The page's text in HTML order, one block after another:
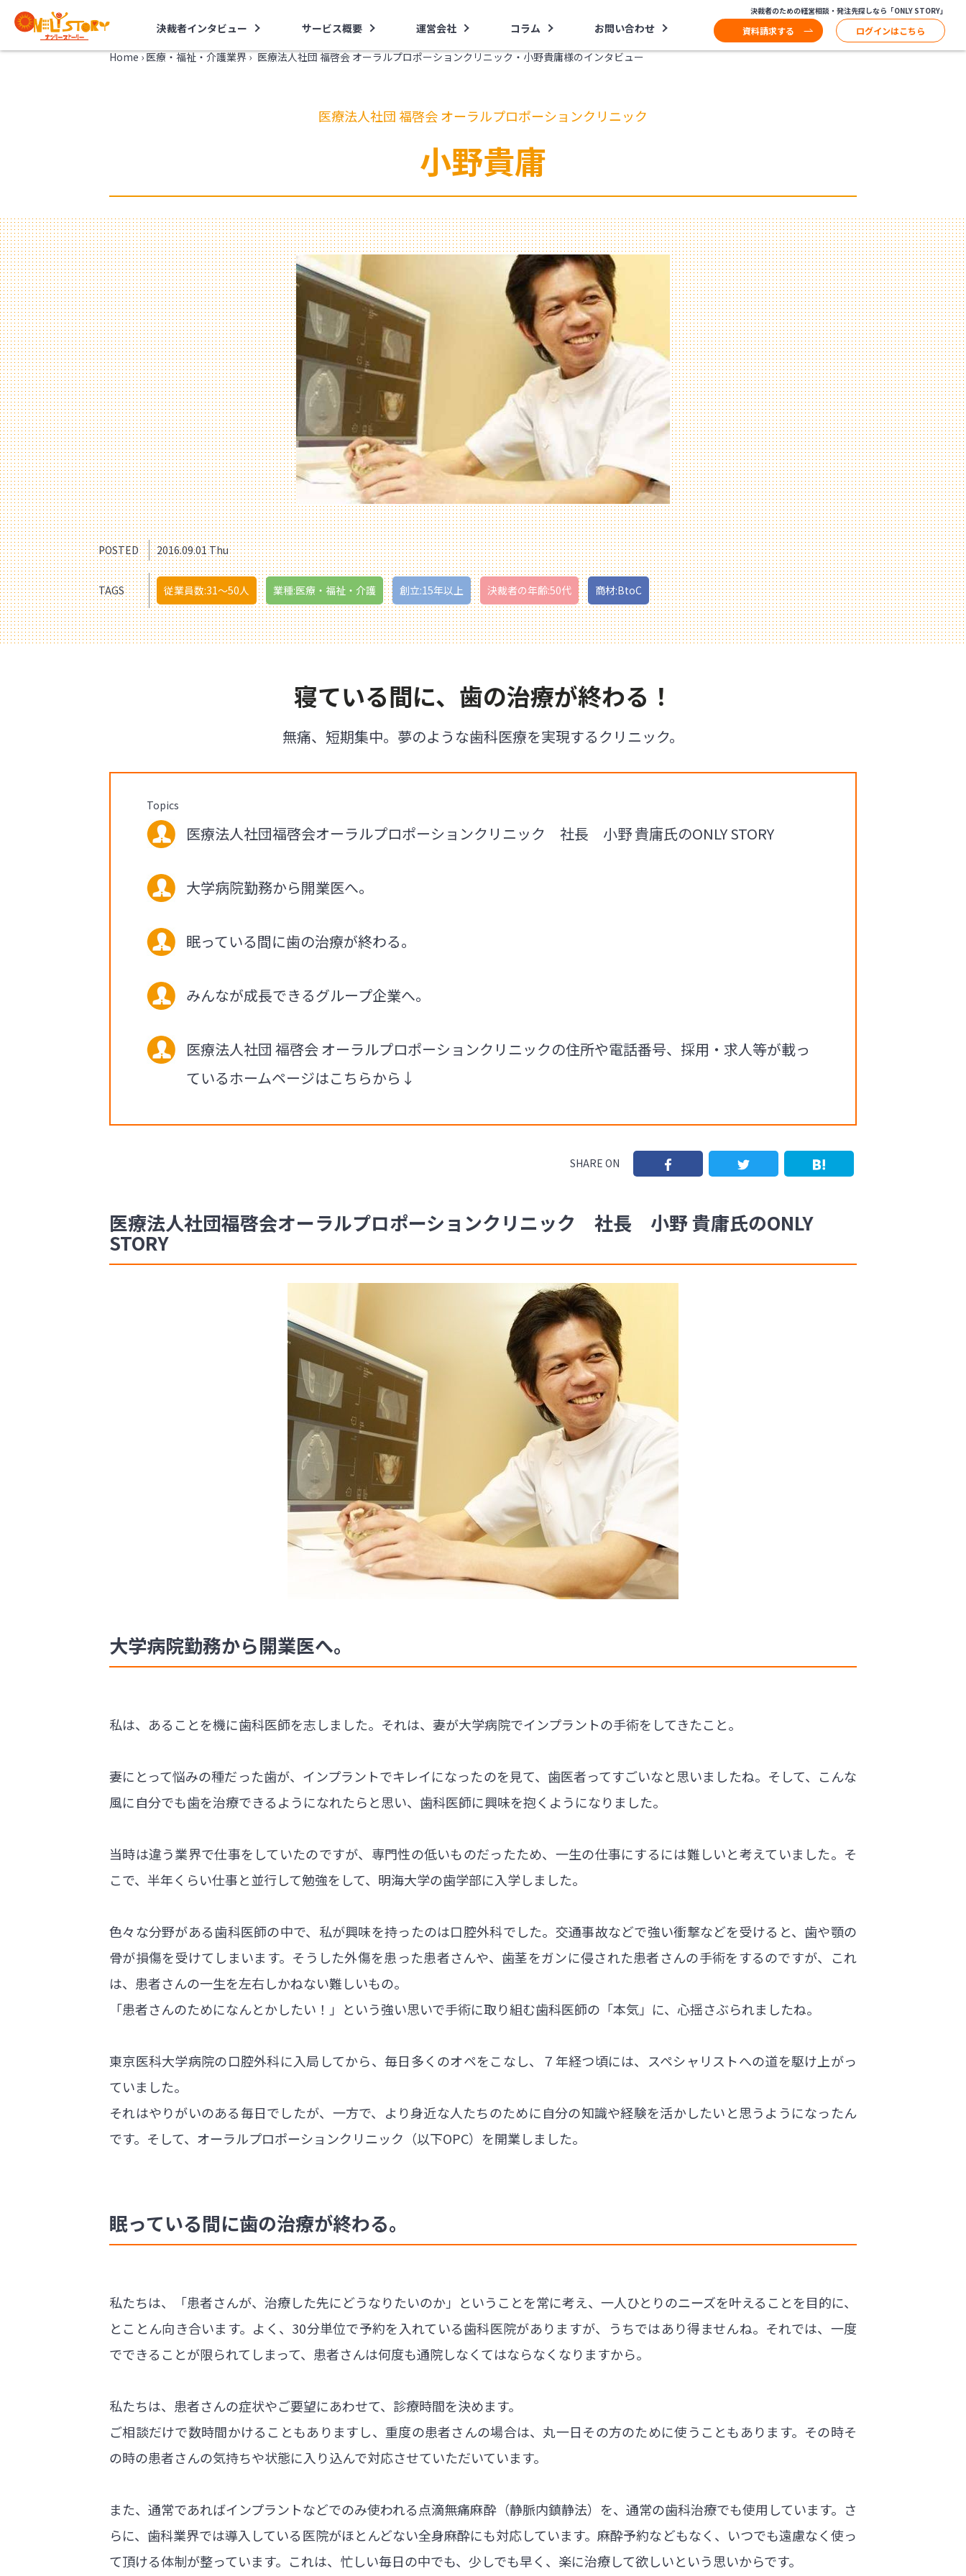
決裁者インタビュー サービス概要 運営会社 コラム お問い合わせ
決裁者のための経営相談・発注先探しなら「ONLY STORY」
資料請求する ログインはこちら
Home › 医療・福祉・介護業界 › 医療法人社団 福啓会 オーラルプロポーションクリニック・小野貴庸様のインタビュー
医療法人社団 福啓会 オーラルプロポーションクリニック
小野貴庸
POSTED 2016.09.01 Thu
TAGS 従業員数:31〜50人 業種:医療・福祉・介護 創立:15年以上 決裁者の年齢:50代 商材:BtoC
寝ている間に、歯の治療が終わる！
無痛、短期集中。夢のような歯科医療を実現するクリニック。
Topics
医療法人社団福啓会オーラルプロポーションクリニック 社長 小野 貴庸氏のONLY STORY
大学病院勤務から開業医へ。
眠っている間に歯の治療が終わる。
みんなが成長できるグループ企業へ。
医療法人社団 福啓会 オーラルプロポーションクリニックの住所や電話番号、採用・求人等が載っ
ているホームページはこちらから↓
SHARE ON
医療法人社団福啓会オーラルプロポーションクリニック 社長 小野 貴庸氏のONLY
STORY
大学病院勤務から開業医へ。
私は、あることを機に歯科医師を志しました。それは、妻が大学病院でインプラントの手術をしてきたこと。
妻にとって悩みの種だった歯が、インプラントでキレイになったのを見て、歯医者ってすごいなと思いましたね。そして、こんな
風に自分でも歯を治療できるようになれたらと思い、歯科医師に興味を抱くようになりました。
当時は違う業界で仕事をしていたのですが、専門性の低いものだったため、一生の仕事にするには難しいと考えていました。そ
こで、半年くらい仕事と並行して勉強をして、明海大学の歯学部に入学しました。
色々な分野がある歯科医師の中で、私が興味を持ったのは口腔外科でした。交通事故などで強い衝撃などを受けると、歯や顎の
骨が損傷を受けてしまいます。そうした外傷を患った患者さんや、歯茎をガンに侵された患者さんの手術をするのですが、これ
は、患者さんの一生を左右しかねない難しいもの。
「患者さんのためになんとかしたい！」という強い思いで手術に取り組む歯科医師の「本気」に、心揺さぶられましたね。
東京医科大学病院の口腔外科に入局してから、毎日多くのオペをこなし、７年経つ頃には、スペシャリストへの道を駆け上がっ
ていました。
それはやりがいのある毎日でしたが、一方で、より身近な人たちのために自分の知識や経験を活かしたいと思うようになったん
です。そして、オーラルプロポーションクリニック（以下OPC）を開業しました。
眠っている間に歯の治療が終わる。
私たちは、「患者さんが、治療した先にどうなりたいのか」ということを常に考え、一人ひとりのニーズを叶えることを目的に、
とことん向き合います。よく、30分単位で予約を入れている歯科医院がありますが、うちではあり得ませんね。それでは、一度
でできることが限られてしまって、患者さんは何度も通院しなくてはならなくなりますから。
私たちは、患者さんの症状やご要望にあわせて、診療時間を決めます。
ご相談だけで数時間かけることもありますし、重度の患者さんの場合は、丸一日その方のために使うこともあります。その時そ
の時の患者さんの気持ちや状態に入り込んで対応させていただいています。
また、通常であればインプラントなどでのみ使われる点滴無痛麻酔（静脈内鎮静法）を、通常の歯科治療でも使用しています。さ
らに、歯科業界では導入している医院がほとんどない全身麻酔にも対応しています。麻酔予約などもなく、いつでも遠慮なく使っ
て頂ける体制が整っています。これは、忙しい毎日の中でも、少しでも早く、楽に治療して欲しいという思いからです。